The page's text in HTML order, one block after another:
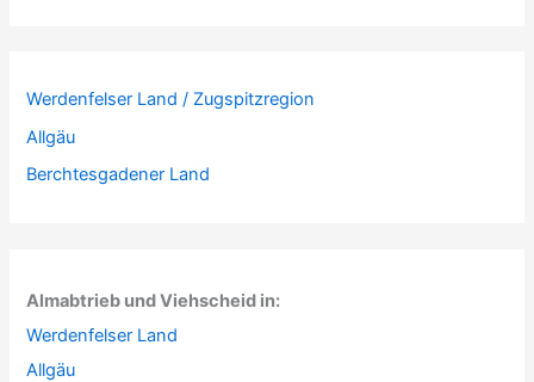
Werdenfelser Land / Zugspitzregion
Allgäu
Berchtesgadener Land
Almabtrieb und Viehscheid in:
Werdenfelser Land
Allgäu